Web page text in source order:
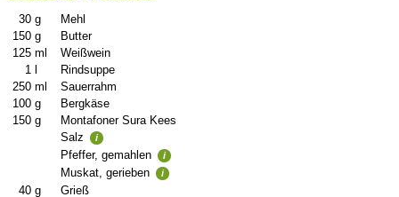
30 g
Mehl
150 g
Butter
125 ml
Weißwein
1
Rindsuppe
250 ml
Sauerrahm
100 g
Bergkäse
150 g
Montafoner Sura Kees
Salz
i
Pfeffer, gemahlen i
Muskat, gerieben i
40 g
Grieß